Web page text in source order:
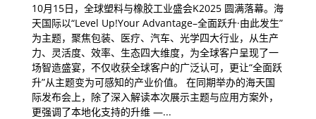
10月15日，全球塑料与橡胶工业盛会K2025 圆满落幕。海
天国际以“Level Up!Your Advantage–全面跃升·由此发生”
为主题，聚焦包装、医疗、汽车、光学四大行业，从生产
力、灵活度、效率、生态四大维度，为全球客户呈现了一
场智造盛宴，不仅收获全球客户的广泛认可，更让“全面跃
升”从主题变为可感知的产业价值。 在同期举办的海天国
际发布会上，除了深入解读本次展示主题与应用方案外，
更强调了本地化支持的升维 —...